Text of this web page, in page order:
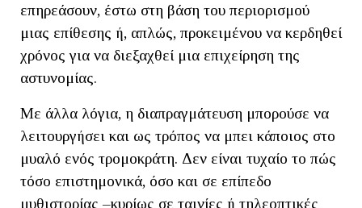
επηρεάσουν, έστω στη βάση του περιορισμού
μιας επίθεσης ή, απλώς, προκειμένου να κερδηθεί
χρόνος για να διεξαχθεί μια επιχείρηση της
αστυνομίας.
Με άλλα λόγια, η διαπραγμάτευση μπορούσε να
λειτουργήσει και ως τρόπος να μπει κάποιος στο
μυαλό ενός τρομοκράτη. Δεν είναι τυχαίο το πώς
τόσο επιστημονικά, όσο και σε επίπεδο
μυθιστορίας –κυρίως σε ταινίες ή τηλεοπτικές